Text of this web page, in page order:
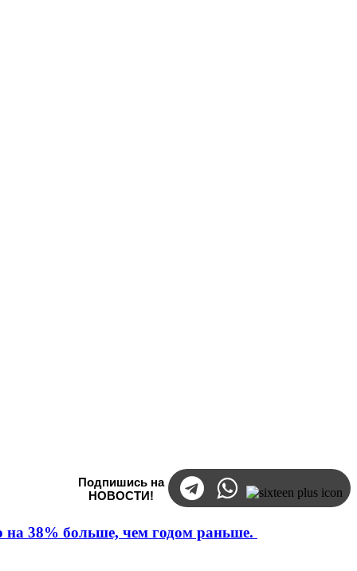
Подпишись на
НОВОСТИ!
на 38% больше, чем годом раньше.